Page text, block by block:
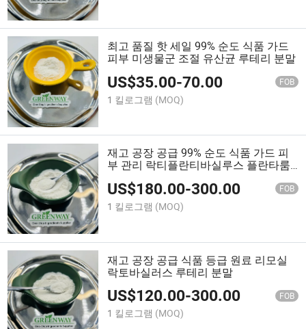
최고 품질 핫 세일 99% 순도 식품 가드
피부 미생물군 조절 유산균 루테리 분말
US$35.00-70.00 FOB
1 킬로그램 (MOQ)
재고 공장 공급 99% 순도 식품 가드 피
부 관리 락티플란티바실루스 플란타룸
US$180.00-300.00 FOB
1 킬로그램 (MOQ)
재고 공장 공급 식품 등급 원료 리모실
락토바실러스 루테리 분말
US$120.00-300.00 FOB
1 킬로그램 (MOQ)